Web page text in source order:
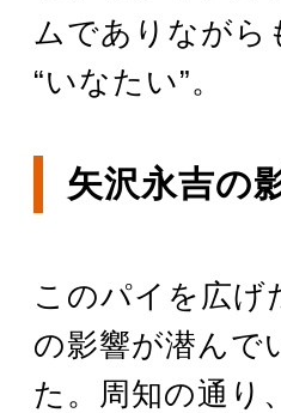
ムでありながら
“いなたい”。
矢沢永吉の
このパイを広げ
の影響が潜んで
た。周知の通り